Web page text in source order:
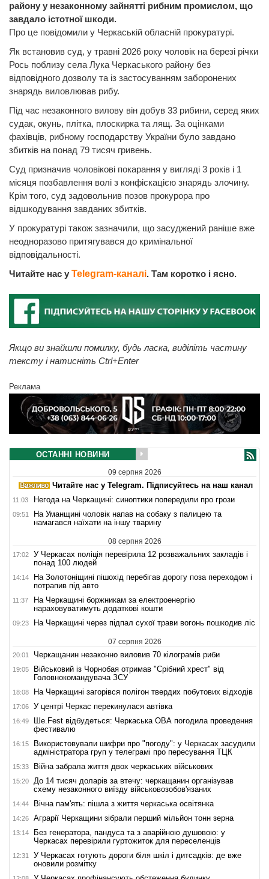
району у незаконному зайнятті рибним промислом, що
завдало істотної шкоди.
Про це повідомили у Черкаській обласній прокуратурі.
Як встановив суд, у травні 2026 року чоловік на березі річки
Рось поблизу села Лука Черкаського району без
відповідного дозволу та із застосуванням заборонених
знарядь виловлював рибу.
Під час незаконного вилову він добув 33 рибини, серед яких
судак, окунь, плітка, плоскирка та лящ. За оцінками
фахівців, рибному господарству України було завдано
збитків на понад 79 тисяч гривень.
Суд призначив чоловікові покарання у вигляді 3 років і 1
місяця позбавлення волі з конфіскацією знарядь злочину.
Крім того, суд задовольнив позов прокурора про
відшкодування завданих збитків.
У прокуратурі також зазначили, що засуджений раніше вже
неодноразово притягувався до кримінальної
відповідальності.
Читайте нас у Telegram-каналі. Там коротко і ясно.
Якщо ви знайшли помилку, будь ласка, виділіть частину
тексту і натисніть Ctrl+Enter
Реклама
ОСТАННІ НОВИНИ
09 серпня 2026
Читайте нас у Telegram. Підписуйтесь на наш канал
11:03 Негода на Черкащині: синоптики попередили про грози
09:51
На Уманщині чоловік напав на собаку з палицею та
намагався наїхати на іншу тварину
08 серпня 2026
17:02
У Черкасах поліція перевірила 12 розважальних закладів і
понад 100 людей
14:14
На Золотоніщині пішохід перебігав дорогу поза переходом і
потрапив під авто
11:37
На Черкащині боржникам за електроенергію
нараховуватимуть додаткові кошти
09:23 На Черкащині через підпал сухої трави вогонь пошкодив ліс
07 серпня 2026
20:01 Черкащанин незаконно виловив 70 кілограмів риби
19:05
Військовий із Чорнобая отримав "Срібний хрест" від
Головнокомандувача ЗСУ
18:08 На Черкащині загорівся полігон твердих побутових відходів
17:06 У центрі Черкас перекинулася автівка
16:49
Ше.Fest відбудеться: Черкаська ОВА погодила проведення
фестивалю
16:15
Використовували шифри про "погоду": у Черкасах засудили
адміністратора груп у телеграмі про пересування ТЦК
15:33 Війна забрала життя двох черкаських військових
15:20
До 14 тисяч доларів за втечу: черкащанин організував
схему незаконного виїзду військовозобов'язаних
14:44 Вічна пам'ять: пішла з життя черкаська освітянка
14:26 Аграрії Черкащини зібрали перший мільйон тонн зерна
13:14
Без генератора, пандуса та з аварійною душовою: у
Черкасах перевірили гуртожиток для переселенців
12:31
У Черкасах готують дороги біля шкіл і дитсадків: де вже
оновили розмітку